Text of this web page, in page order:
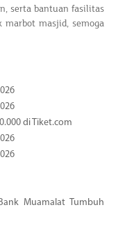
serta bantuan fasilitas
marbot masjid, semoga
di Tiket.com
Muamalat Tumbuh